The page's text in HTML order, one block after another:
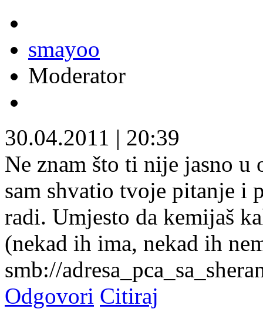
smayoo
Moderator
30.04.2011 | 20:39
Ne znam što ti nije jasno u
sam shvatio tvoje pitanje i
radi. Umjesto da kemijaš
(nekad ih ima, nekad ih
smb://
Odgovori Citiraj